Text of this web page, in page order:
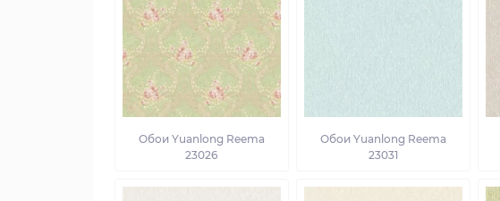
Обои Yuanlong Reema
23026
Обои Yuanlong Reema
23031